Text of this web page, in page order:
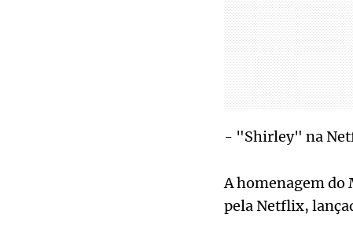
- "Shirley" na
A homenagem do
pela Netflix,